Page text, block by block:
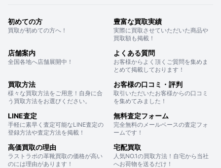
初めての方
買取が初めての方へ！
豊富な買取実績
実際に買取させていただいた商品や
買取額も掲載！
店舗案内
全国各地へ店舗展開中！
よくある質問
お客様からよく頂くご質問を集めま
とめて掲載しております！
買取方法
様々な買取方法をご用意！自身に合
う買取方法をお選びください。
お客様の口コミ・評判
取引いただいたお客様からの口コミ
を集めてみました！
LINE査定
手軽に素早く査定可能なLINE査定の
登録方法や査定方法を掲載！
無料査定フォーム
完全無料のメールベースの査定フォ
ームです！
高価買取の理由
ラストラボの革靴買取の価格が高い
のには理由があります！
宅配買取
人気NO.1の買取方法！自宅から当社
へお荷物を送るだけ！